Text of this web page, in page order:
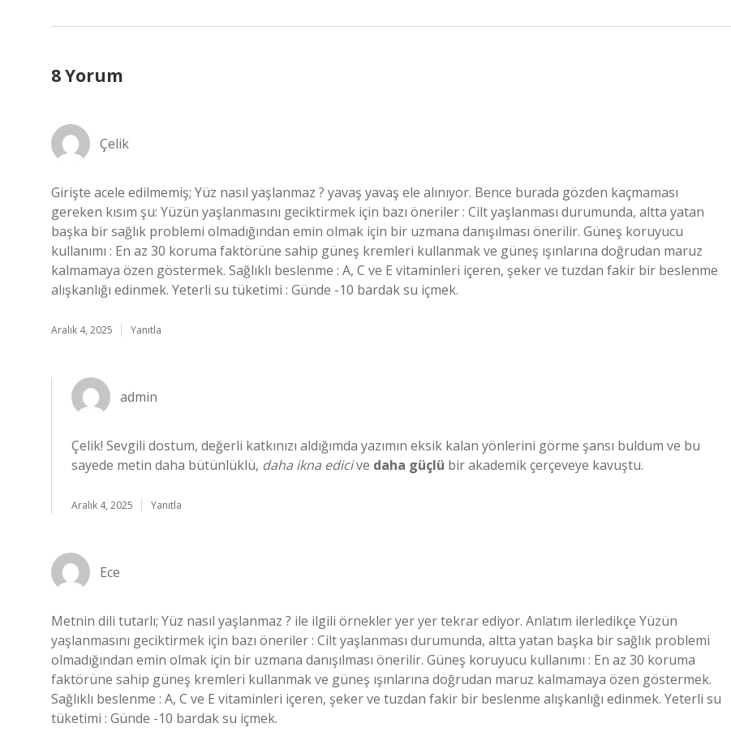
8 Yorum
Çelik
Girişte acele edilmemiş; Yüz nasıl yaşlanmaz ? yavaş yavaş ele alınıyor. Bence burada gözden kaçmaması
gereken kısım şu: Yüzün yaşlanmasını geciktirmek için bazı öneriler : Cilt yaşlanması durumunda, altta yatan
başka bir sağlık problemi olmadığından emin olmak için bir uzmana danışılması önerilir. Güneş koruyucu
kullanımı : En az 30 koruma faktörüne sahip güneş kremleri kullanmak ve güneş ışınlarına doğrudan maruz
kalmamaya özen göstermek. Sağlıklı beslenme : A, C ve E vitaminleri içeren, şeker ve tuzdan fakir bir beslenme
alışkanlığı edinmek. Yeterli su tüketimi : Günde -10 bardak su içmek.
Aralık 4, 2025 Yanıtla
admin
Çelik! Sevgili dostum, değerli katkınızı aldığımda yazımın eksik kalan yönlerini görme şansı buldum ve bu
sayede metin daha bütünlüklü, daha ikna edicive daha güçlü bir akademik çerçeveye kavuştu.
Aralık 4, 2025 Yanıtla
Ece
Metnin dili tutarlı; Yüz nasıl yaşlanmaz ? ile ilgili örnekler yer yer tekrar ediyor. Anlatım ilerledikçe Yüzün
yaşlanmasını geciktirmek için bazı öneriler : Cilt yaşlanması durumunda, altta yatan başka bir sağlık problemi
olmadığından emin olmak için bir uzmana danışılması önerilir. Güneş koruyucu kullanımı : En az 30 koruma
faktörüne sahip güneş kremleri kullanmak ve güneş ışınlarına doğrudan maruz kalmamaya özen göstermek.
Sağlıklı beslenme : A, C ve E vitaminleri içeren, şeker ve tuzdan fakir bir beslenme alışkanlığı edinmek. Yeterli su
tüketimi : Günde -10 bardak su içmek.